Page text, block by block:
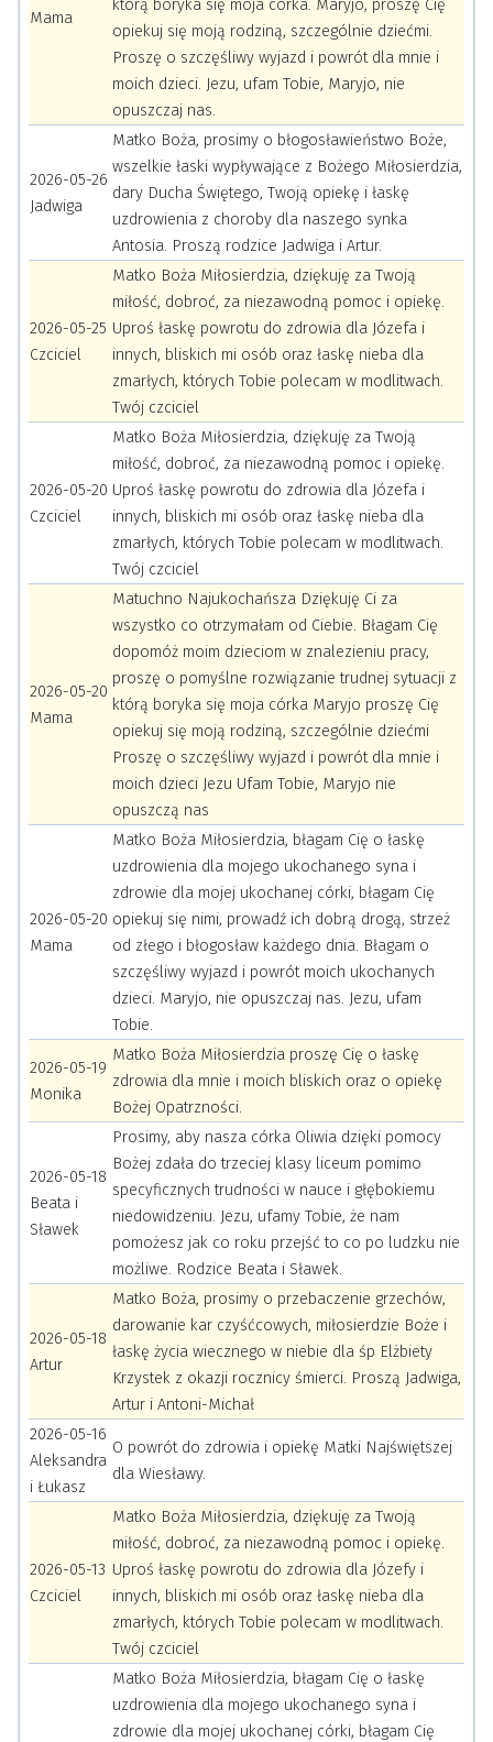
Mama
którą boryka się moja córka. Maryjo, proszę Cię
opiekuj się moją rodziną, szczególnie dziećmi.
Proszę o szczęśliwy wyjazd i powrót dla mnie i
moich dzieci. Jezu, ufam Tobie, Maryjo, nie
opuszczaj nas.
2026-05-26
Jadwiga
Matko Boża, prosimy o błogosławieństwo Boże,
wszelkie łaski wypływające z Bożego Miłosierdzia,
dary Ducha Świętego, Twoją opiekę i łaskę
uzdrowienia z choroby dla naszego synka
Antosia. Proszą rodzice Jadwiga i Artur.
2026-05-25
Czciciel
Matko Boża Miłosierdzia, dziękuję za Twoją
miłość, dobroć, za niezawodną pomoc i opiekę.
Uproś łaskę powrotu do zdrowia dla Józefa i
innych, bliskich mi osób oraz łaskę nieba dla
zmarłych, których Tobie polecam w modlitwach.
Twój czciciel
2026-05-20
Czciciel
Matko Boża Miłosierdzia, dziękuję za Twoją
miłość, dobroć, za niezawodną pomoc i opiekę.
Uproś łaskę powrotu do zdrowia dla Józefa i
innych, bliskich mi osób oraz łaskę nieba dla
zmarłych, których Tobie polecam w modlitwach.
Twój czciciel
2026-05-20
Mama
Matuchno Najukochańsza Dziękuję Ci za
wszystko co otrzymałam od Ciebie. Błagam Cię
dopomóż moim dzieciom w znalezieniu pracy,
proszę o pomyślne rozwiązanie trudnej sytuacji z
którą boryka się moja córka Maryjo proszę Cię
opiekuj się moją rodziną, szczególnie dziećmi
Proszę o szczęśliwy wyjazd i powrót dla mnie i
moich dzieci Jezu Ufam Tobie, Maryjo nie
opuszczą nas
2026-05-20
Mama
Matko Boża Miłosierdzia, błagam Cię o łaskę
uzdrowienia dla mojego ukochanego syna i
zdrowie dla mojej ukochanej córki, błagam Cię
opiekuj się nimi, prowadź ich dobrą drogą, strzeż
od złego i błogosław każdego dnia. Błagam o
szczęśliwy wyjazd i powrót moich ukochanych
dzieci. Maryjo, nie opuszczaj nas. Jezu, ufam
Tobie.
2026-05-19
Monika
Matko Boża Miłosierdzia proszę Cię o łaskę
zdrowia dla mnie i moich bliskich oraz o opiekę
Bożej Opatrzności.
2026-05-18
Beata i
Sławek
Prosimy, aby nasza córka Oliwia dzięki pomocy
Bożej zdała do trzeciej klasy liceum pomimo
specyficznych trudności w nauce i głębokiemu
niedowidzeniu. Jezu, ufamy Tobie, że nam
pomożesz jak co roku przejść to co po ludzku nie
możliwe. Rodzice Beata i Sławek.
2026-05-18
Artur
Matko Boża, prosimy o przebaczenie grzechów,
darowanie kar czyśćcowych, miłosierdzie Boże i
łaskę życia wiecznego w niebie dla śp Elżbiety
Krzystek z okazji rocznicy śmierci. Proszą Jadwiga,
Artur i Antoni-Michał
2026-05-16
Aleksandra
i Łukasz
O powrót do zdrowia i opiekę Matki Najświętszej
dla Wiesławy.
2026-05-13
Czciciel
Matko Boża Miłosierdzia, dziękuję za Twoją
miłość, dobroć, za niezawodną pomoc i opiekę.
Uproś łaskę powrotu do zdrowia dla Józefy i
innych, bliskich mi osób oraz łaskę nieba dla
zmarłych, których Tobie polecam w modlitwach.
Twój czciciel
Matko Boża Miłosierdzia, błagam Cię o łaskę
uzdrowienia dla mojego ukochanego syna i
zdrowie dla mojej ukochanej córki, błagam Cię